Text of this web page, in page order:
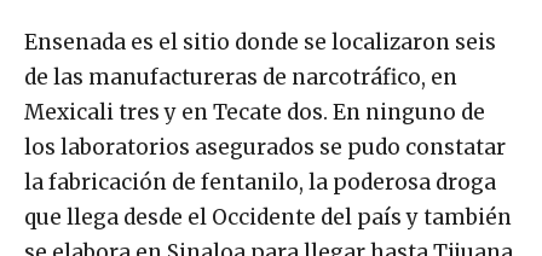
Ensenada es el sitio donde se localizaron seis
de las manufactureras de narcotráfico, en
Mexicali tres y en Tecate dos. En ninguno de
los laboratorios asegurados se pudo constatar
la fabricación de fentanilo, la poderosa droga
que llega desde el Occidente del país y también